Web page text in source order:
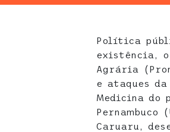
Política
existência, o
Agrária
e ataques
Medicina do
Pernambuco
Caruaru,